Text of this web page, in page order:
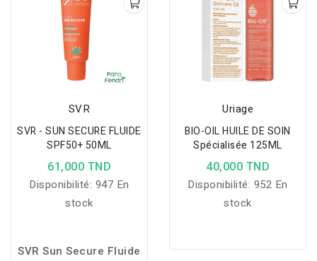
SVR
SVR - SUN SECURE FLUIDE
SPF50+ 50ML
61,000 TND
Disponibilité: 947 En
stock
SVR Sun Secure Fluide
Uriage
BIO-OIL HUILE DE SOIN
Spécialisée 125ML
40,000 TND
Disponibilité: 952 En
stock